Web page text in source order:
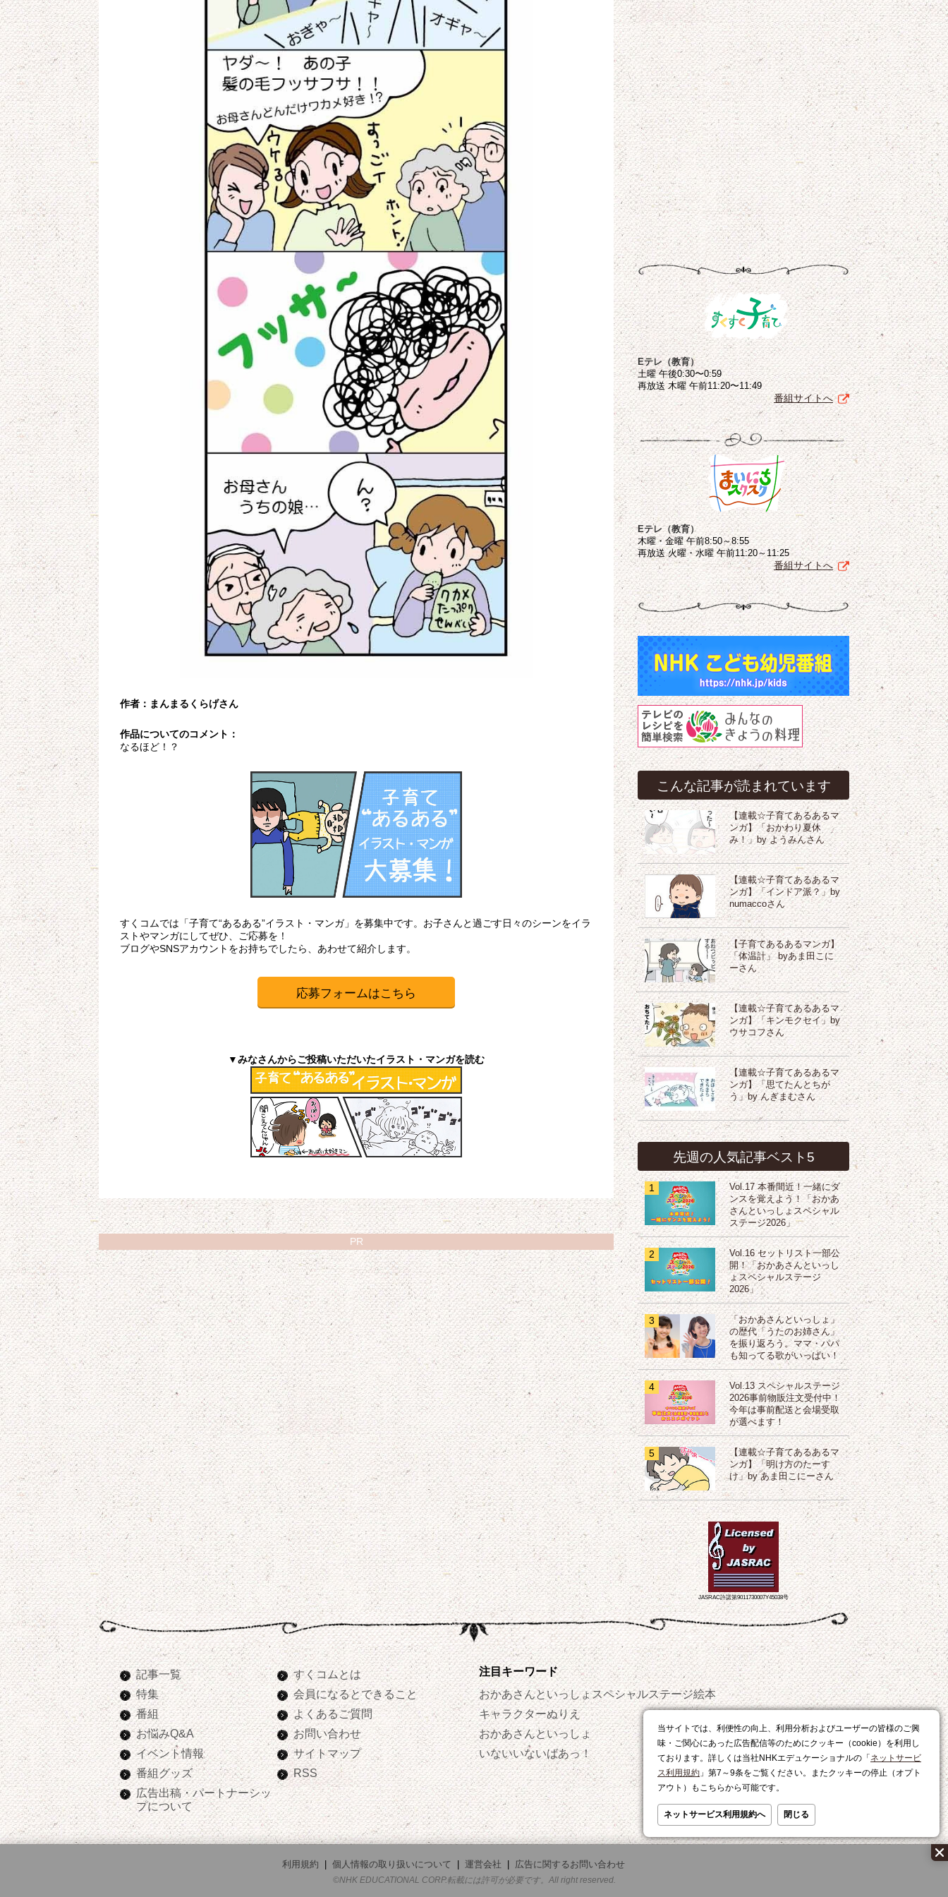
当サイトでは、利便性の向上、利用分析およびユーザーの皆様のご興
味・ご関心にあった広告配信等のためにクッキー（cookie）を利用し
ております。詳しくは当社NHKエデュケーショナルの「 ネットサービ
ス利用規約 」第7～9条をご覧ください。またクッキーの停止（オプト
アウト）もこちらから可能です。
ネットサービス利用規約へ 閉じる
作者：まんまるくらげさん
作品についてのコメント：
なるほど！？
すくコムでは「子育て“あるある”イラスト・マンガ」を募集中です。お子さんと過ごす日々のシーンをイラ
ストやマンガにしてぜひ、ご応募を！
ブログやSNSアカウントをお持ちでしたら、あわせて紹介します。
応募フォームはこちら
▼みなさんからご投稿いただいたイラスト・マンガを読む
Eテレ（教育）
土曜 午後0:30〜0:59
再放送 木曜 午前11:20〜11:49
番組サイトへ
Eテレ（教育）
木曜・金曜 午前8:50～8:55
再放送 火曜・水曜 午前11:20～11:25
番組サイトへ
こんな記事が読まれています
【連載☆子育てあるあるマ
ンガ】「おかわり夏休
み！」by ようみんさん
【連載☆子育てあるあるマ
ンガ】「インドア派？」by
numaccoさん
【子育てあるあるマンガ】
「体温計」 byあま田こに
ーさん
【連載☆子育てあるあるマ
ンガ】「キンモクセイ」by
ウサコフさん
【連載☆子育てあるあるマ
ンガ】「思てたんとちが
う」by んぎまむさん
先週の人気記事ベスト5
1
Vol.17 本番間近！一緒にダ
ンスを覚えよう！「おかあ
さんといっしょスペシャル
ステージ2026」
2
Vol.16 セットリスト一部公
開！「おかあさんといっし
ょスペシャルステージ
2026」
3
「おかあさんといっしょ」
の歴代「うたのお姉さん」
を振り返ろう。ママ・パパ
も知ってる歌がいっぱい！
4
Vol.13 スペシャルステージ
2026事前物販注文受付中！
今年は事前配送と会場受取
が選べます！
5
【連載☆子育てあるあるマ
ンガ】「明け方のたーす
け」by あま田こにーさん
JASRAC許諾第9011730007Y45038号
PR
記事一覧
特集
番組
お悩みQ&A
イベント情報
番組グッズ
広告出稿・パートナーシッ
プについて
すくコムとは
会員になるとできること
よくあるご質問
お問い合わせ
サイトマップ
RSS
注目キーワード
おかあさんといっしょスペシャルステージ
キャラクターぬりえ
おかあさんといっしょ
いないいないばあっ！
絵本
おやつ
レシピ
利用規約 個人情報の取り扱いについて 運営会社
広告に関するお問い合わせ
©NHK EDUCATIONAL CORP.転載には許可が必要です。All right reserved.